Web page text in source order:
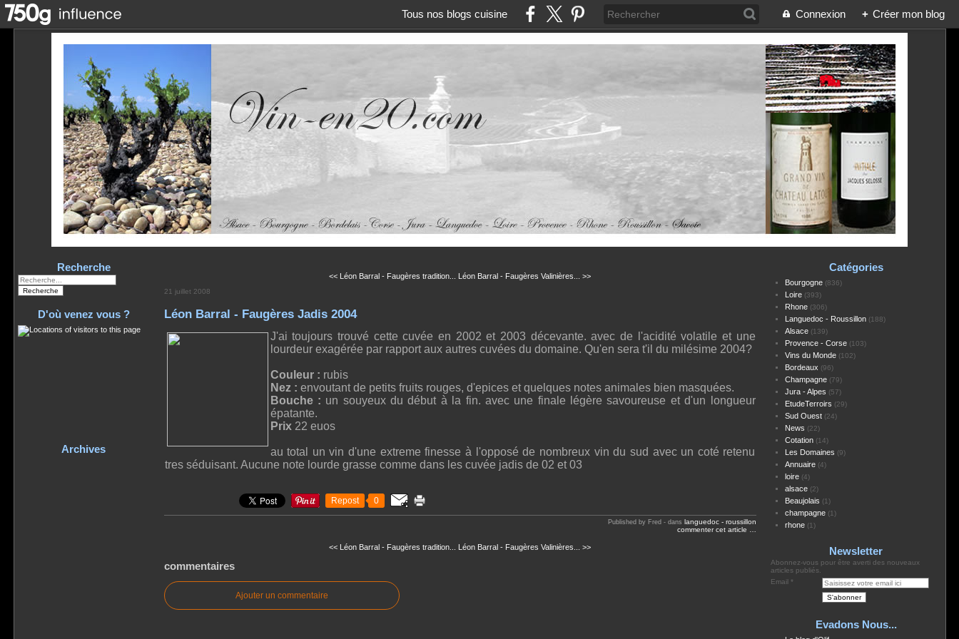
Tous nos blogs cuisine Connexion + Créer mon blog
Recherche
D'où venez vous ?
Archives
<< Léon Barral - Faugères tradition... Léon Barral - Faugères Valinières... >>
21 juillet 2008
Léon Barral - Faugères Jadis 2004
J'ai toujours trouvé cette cuvée en 2002 et 2003 décevante. avec de l'acidité volatile et une
lourdeur exagérée par rapport aux autres cuvées du domaine. Qu'en sera t'il du milésime 2004?
Couleur : rubis
Nez : envoutant de petits fruits rouges, d'epices et quelques notes animales bien masquées.
Bouche : un souyeux du début à la fin. avec une finale légère savoureuse et d'un longueur
épatante.
Prix22 euos
au total un vin d'une extreme finesse à l'opposé de nombreux vin du sud avec un coté retenu
tres séduisant. Aucune note lourde grasse comme dans les cuvée jadis de 02 et 03
Repost 0
Published by Fred -dans languedoc - roussillon
commenter cet article
<< Léon Barral - Faugères tradition... Léon Barral - Faugères Valinières... >>
commentaires
Ajouter un commentaire
Catégories
Bourgogne(836)
Loire(393)
Rhone(306)
Languedoc - Roussillon(188)
Alsace(139)
Provence - Corse(103)
Vins du Monde(102)
Bordeaux (96)
Champagne(79)
Jura - Alpes (57)
EtudeTerroirs (29)
Sud Ouest(24)
News (22)
Cotation(14)
Les Domaines (9)
Annuaire(4)
loire(4)
alsace(2)
Beaujolais (1)
champagne(1)
rhone(1)
Newsletter
Abonnez-vous pour être averti des nouveaux
articles publiés.
Email
Evadons Nous...